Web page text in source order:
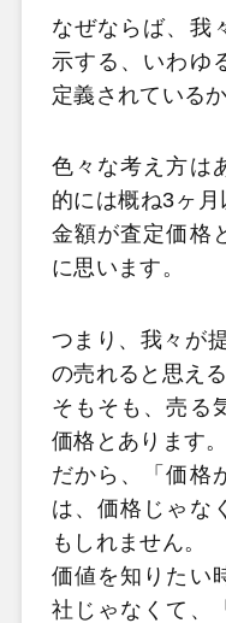
なぜならば、我
示する、いわゆ
定義されているか
色々な考え方は
的には概ね3ヶ
金額が査定価格
に思います。
つまり、我々が
の売れると思え
そもそも、売る
価格とあります。
だから、「価格
は、価格じゃな
もしれません。
価値を知りたい
社じゃなくて、